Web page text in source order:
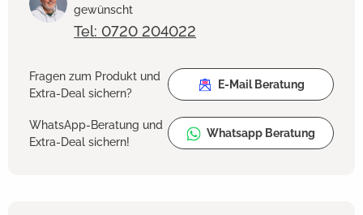
gewünscht
Tel: 0720 204022
Fragen zum Produkt und
Extra-Deal sichern?
E-Mail Beratung
WhatsApp-Beratung und
Extra-Deal sichern!
Whatsapp Beratung